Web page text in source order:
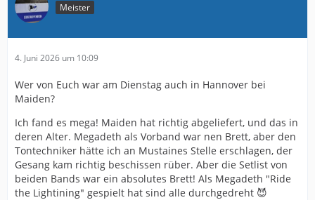
Meister
4. Juni 2026 um 10:09
Wer von Euch war am Dienstag auch in Hannover bei
Maiden?
Ich fand es mega! Maiden hat richtig abgeliefert, und das in
deren Alter. Megadeth als Vorband war nen Brett, aber den
Tontechniker hätte ich an Mustaines Stelle erschlagen, der
Gesang kam richtig beschissen rüber. Aber die Setlist von
beiden Bands war ein absolutes Brett! Als Megadeth "Ride
the Lightining" gespielt hat sind alle durchgedreht 😈